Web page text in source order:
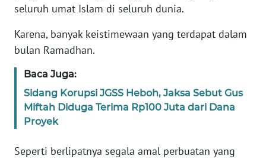
seluruh umat Islam di seluruh dunia.
Karena, banyak keistimewaan yang terdapat dalam
bulan Ramadhan.
Baca Juga:
Sidang Korupsi JGSS Heboh, Jaksa Sebut Gus
Miftah Diduga Terima Rp100 Juta dari Dana
Proyek
Seperti berlipatnya segala amal perbuatan yang
Informasi
INDEKS
BERITA
KONTAK